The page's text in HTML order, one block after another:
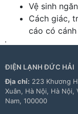
Vệ sinh
Cách giác,
cáo có cánh
ĐIỆN LẠNH ĐỨC HẢI
Địa chỉ: 223 Khương
Xuân, Hà Nội, Hà Nội,
Nam, 100000